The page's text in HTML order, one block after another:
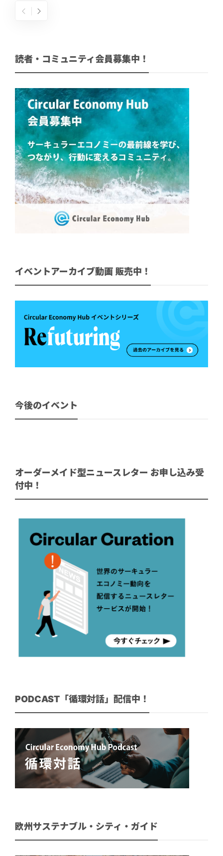
読者・コミュニティ会員募集中！
イベントアーカイブ動画 販売中！
今後のイベント
オーダーメイド型ニュースレター お申し込み受
付中！
PODCAST「循環対話」配信中！
欧州サステナブル・シティ・ガイド